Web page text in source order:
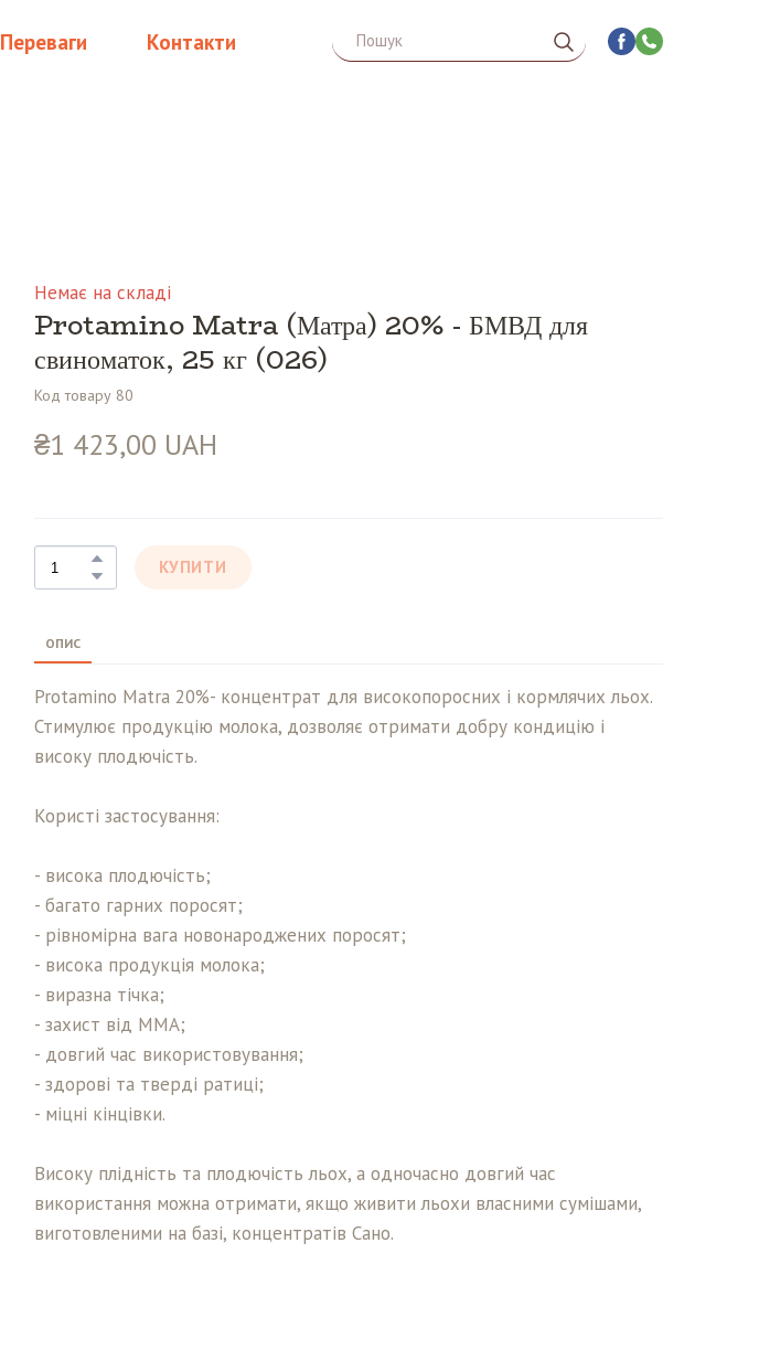
Переваги Контакти
Немає на складі
Protamino Matra (Матра) 20% - БМВД для
свиноматок, 25 кг (026)
Код товару 80
₴1 423,00 UAH
КУПИТИ
ОПИС
Protamino Matra 20%- концентрат для високопоросних і кормлячих льох.
Стимулює продукцію молока, дозволяє отримати добру кондицію і
високу плодючість.
Користі застосування:
- висока плодючість;
- багато гарних поросят;
- рівномірна вага новонароджених поросят;
- висока продукція молока;
- виразна тічка;
- захист від ММА;
- довгий час використовування;
- здорові та тверді ратиці;
- міцні кінцівки.
Високу плідність та плодючість льох, а одночасно довгий час
використання можна отримати, якщо живити льохи власними сумішами,
виготовленими на базі, концентратів Сано.